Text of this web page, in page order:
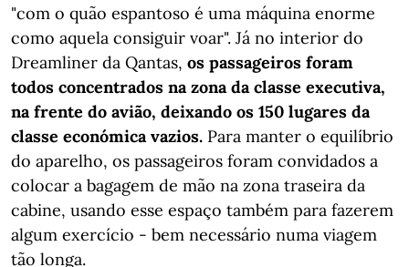
"com o quão espantoso é uma máquina enorme
como aquela consiguir voar". Já no interior do
Dreamliner da Qantas, os passageiros foram
todos concentrados na zona da classe executiva,
na frente do avião, deixando os 150 lugares da
classe económica vazios. Para manter o equilíbrio
do aparelho, os passageiros foram convidados a
colocar a bagagem de mão na zona traseira da
cabine, usando esse espaço também para fazerem
algum exercício - bem necessário numa viagem
tão longa.